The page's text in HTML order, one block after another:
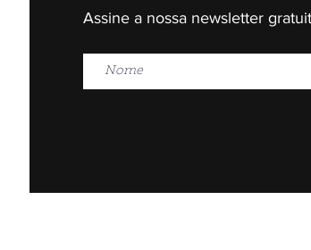
Assine a nossa newsletter